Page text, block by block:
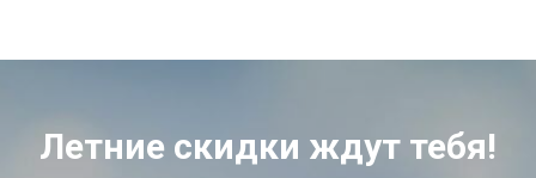
Летние скидки ждут тебя!